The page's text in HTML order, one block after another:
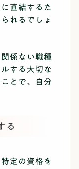
直結するた
れるでしょ
係ない職種
する大切な
とで、自分
る
定の資格を